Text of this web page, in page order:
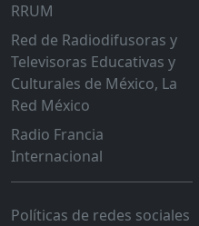
RRUM
Red de Radiodifusoras y
Televisoras Educativas y
Culturales de México, La
Red México
Radio Francia
Internacional
Políticas de redes sociales